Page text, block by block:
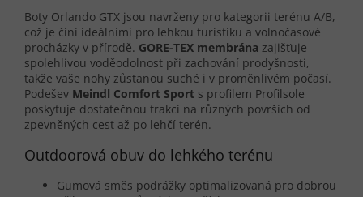
Boty Orlando GTX jsou navrženy pro kategorii terénu A/B,
což je činí ideálními pro lehkou turistiku a volnočasové
procházky v přírodě. GORE-TEX membrána zajišťuje
spolehlivou voděodolnost při zachování prodyšnosti,
takže vaše nohy zůstanou suché i v proměnlivém počasí.
Podešev Meindl Comfort Sport s profilem Profilsole
poskytuje dostatečnou trakci na různých površích od
zpevněných cest až po lehčí terén.
Outdoorová obuv do lehkého terénu
Gumová směs podrážky optimalizovaná pro dobrou